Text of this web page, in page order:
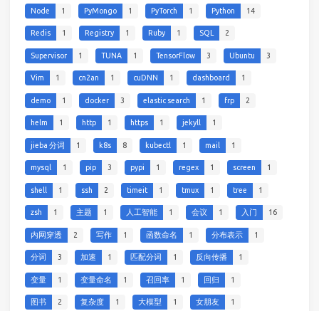
Node 1 PyMongo 1 PyTorch 1 Python 14
Redis 1 Registry 1 Ruby 1 SQL 2
Supervisor 1 TUNA 1 TensorFlow 3 Ubuntu 3
Vim 1 cn2an 1 cuDNN 1 dashboard 1
demo 1 docker 3 elastic search 1 frp 2
helm 1 http 1 https 1 jekyll 1
jieba 分词 1 k8s 8 kubectl 1 mail 1
mysql 1 pip 3 pypi 1 regex 1 screen 1
shell 1 ssh 2 timeit 1 tmux 1 tree 1
zsh 1 主题 1 人工智能 1 会议 1 入门 16
内网穿透 2 写作 1 函数命名 1 分布表示 1
分词 3 加速 1 匹配分词 1 反向传播 1
变量 1 变量命名 1 召回率 1 回归 1
图书 2 复杂度 1 大模型 1 女朋友 1